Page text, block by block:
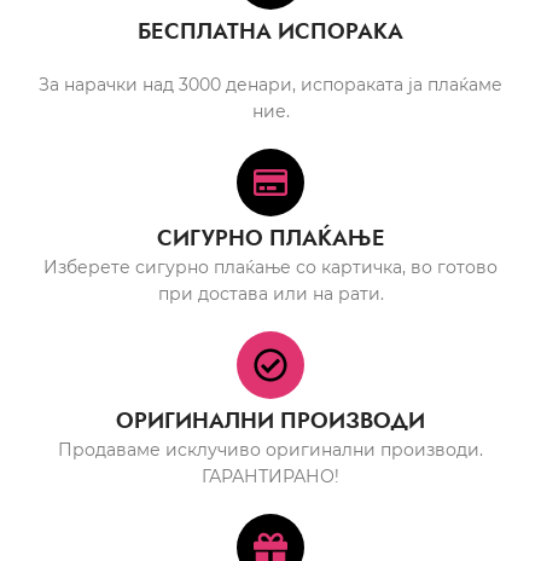
БЕСПЛАТНА ИСПОРАКА
За нарачки над 3000 денари, испораката ја плаќаме
ние.
СИГУРНО ПЛАЌАЊЕ
Изберете сигурно плаќање со картичка, во готово
при достава или на рати.
ОРИГИНАЛНИ ПРОИЗВОДИ
Продаваме исклучиво оригинални производи.
ГАРАНТИРАНО!